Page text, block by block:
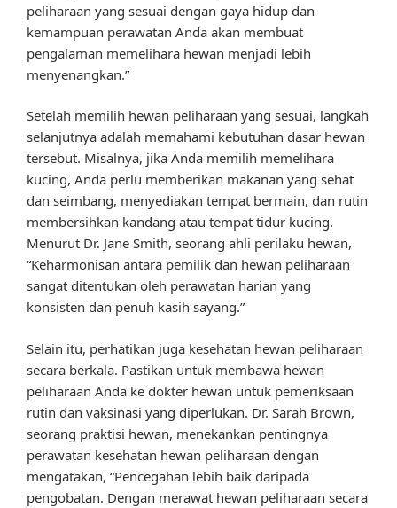
peliharaan yang sesuai dengan gaya hidup dan
kemampuan perawatan Anda akan membuat
pengalaman memelihara hewan menjadi lebih
menyenangkan.”
Setelah memilih hewan peliharaan yang sesuai, langkah
selanjutnya adalah memahami kebutuhan dasar hewan
tersebut. Misalnya, jika Anda memilih memelihara
kucing, Anda perlu memberikan makanan yang sehat
dan seimbang, menyediakan tempat bermain, dan rutin
membersihkan kandang atau tempat tidur kucing.
Menurut Dr. Jane Smith, seorang ahli perilaku hewan,
“Keharmonisan antara pemilik dan hewan peliharaan
sangat ditentukan oleh perawatan harian yang
konsisten dan penuh kasih sayang.”
Selain itu, perhatikan juga kesehatan hewan peliharaan
secara berkala. Pastikan untuk membawa hewan
peliharaan Anda ke dokter hewan untuk pemeriksaan
rutin dan vaksinasi yang diperlukan. Dr. Sarah Brown,
seorang praktisi hewan, menekankan pentingnya
perawatan kesehatan hewan peliharaan dengan
mengatakan, “Pencegahan lebih baik daripada
pengobatan. Dengan merawat hewan peliharaan secara